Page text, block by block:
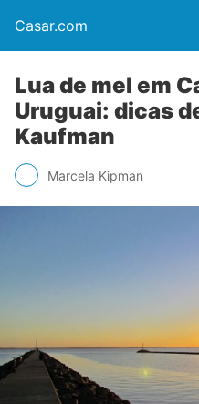
Casar.com
Lua de mel em
Uruguai: dicas
Kaufman
Marcela Kipman